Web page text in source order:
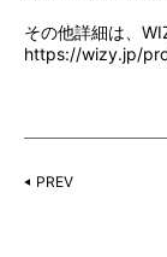
その他詳細は、
https://wizy.jp/
PREV